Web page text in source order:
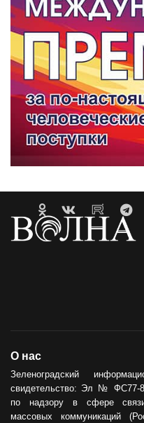
О нас
Зеленоградский
свидетельство: Эл № ФС77-
по надзору в сфере
массовых коммуникаций